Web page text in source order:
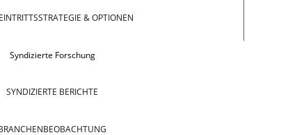
& OPTIONEN
Syndizierte Forschung
SYNDIZIERTE BERICHTE